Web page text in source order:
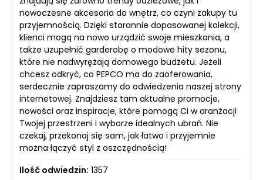
nowoczesne akcesoria do wnętrz, co czyni zakupy tu
przyjemnością. Dzięki starannie dopasowanej kolekcji,
klienci mogą na nowo urządzić swoje mieszkania, a
także uzupełnić garderobę o modowe hity sezonu,
które nie nadwyrężają domowego budżetu. Jeżeli
chcesz odkryć, co PEPCO ma do zaoferowania,
serdecznie zapraszamy do odwiedzenia naszej strony
internetowej. Znajdziesz tam aktualne promocje,
nowości oraz inspiracje, które pomogą Ci w aranżacji
Twojej przestrzeni i wyborze idealnych ubrań. Nie
czekaj, przekonaj się sam, jak łatwo i przyjemnie
można łączyć styl z oszczędnością!
Ilość odwiedzin: 1357